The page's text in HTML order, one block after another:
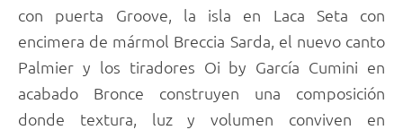
con puerta Groove, la isla en Laca Seta con
encimera de mármol Breccia Sarda, el nuevo canto
Palmier y los tiradores Oi by García Cumini en
acabado Bronce construyen una composición
donde textura, luz y volumen conviven en